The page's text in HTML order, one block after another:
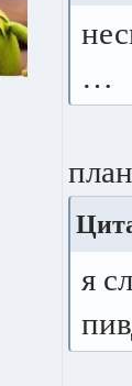
…
я